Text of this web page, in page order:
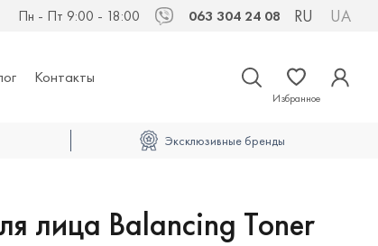
Пн - Пт 9:00 - 18:00 Viber063 304 24 08 RU UA
Контакты
Избранное
Эксклюзивные бренды
лица Balancing Toner